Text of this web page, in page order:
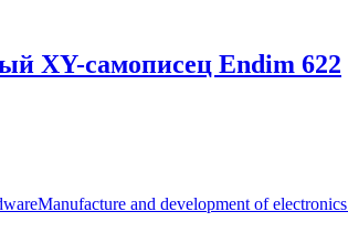
XY-самописец Endim 622
Manufacture and development of electronics